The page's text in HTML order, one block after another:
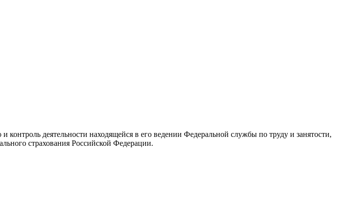
деятельности находящейся в его ведении Федеральной службы по труду и занятости,
страхования Российской Федерации.